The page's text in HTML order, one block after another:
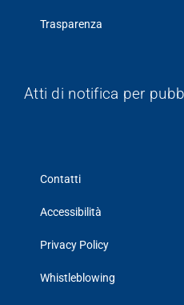
Trasparenza
Atti di notifica per
Contatti
Accessibilità
Privacy Policy
Whistleblowing